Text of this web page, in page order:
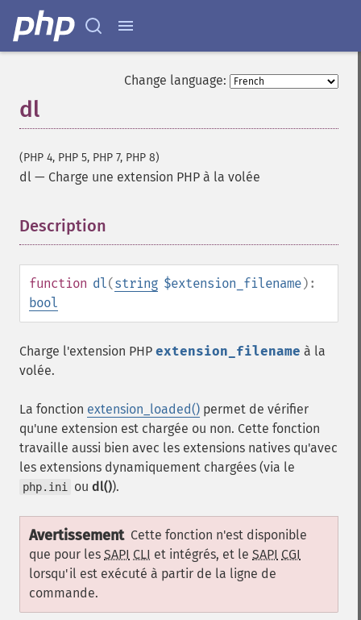
Change language:
dl
(PHP 4, PHP 5, PHP 7, PHP 8)
dl — Charge une extension PHP à la volée
Description
function dl(string $extension_filename):
bool
Charge l'extension PHP extension_filename à la
volée.
La fonction extension_loaded() permet de vérifier
qu'une extension est chargée ou non. Cette fonction
travaille aussi bien avec les extensions natives qu'avec
les extensions dynamiquement chargées (via le
php.ini ou dl()).
Avertissement Cette fonction n'est disponible
que pour les SAPI CLI et intégrés, et le SAPI CGI
lorsqu'il est exécuté à partir de la ligne de
commande.